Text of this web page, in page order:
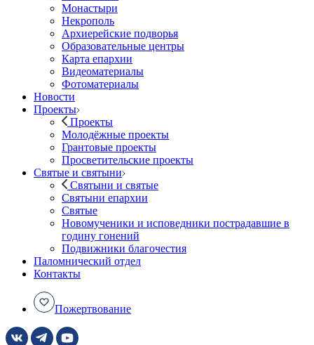
Монастыри
Некрополь
Архиерейские подворья
Образовательные центры
Карта епархии
Видеоматериалы
Фотоматериалы
Новости
Проекты
Проекты
Молодёжные проекты
Грантовые проекты
Просветительские проекты
Святые и святыни
Святыни и святые
Святыни епархии
Святые
Новомученики и исповедники пострадавшие в
годину гонений
Подвижники благочестия
Паломнический отдел
Контакты
Пожертвование